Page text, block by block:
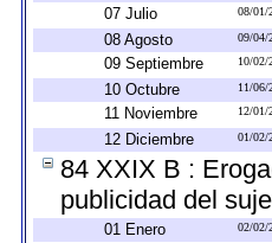
07 Julio 08/01/
08 Agosto 09/04/
09 Septiembre 10/02/
10 Octubre 11/06/
11 Noviembre 12/01/
12 Diciembre 01/02/
84 XXIX B :
publicidad del
01 Enero 02/02/